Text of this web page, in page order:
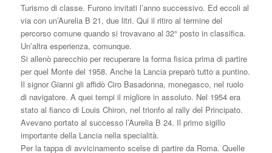
Turismo di classe. Furono invitati l’anno successivo. Ed eccoli al
via con un’Aurelia B 21, due litri. Qui il ritiro al termine del
percorso comune quando si trovavano al 32° posto in classifica.
Un’altra esperienza, comunque.
Si allenò parecchio per recuperare la forma fisica prima di partire
per quel Monte del 1958. Anche la Lancia preparò tutto a puntino.
Il signor Gianni gli affidò Ciro Basadonna, monegasco, nel ruolo
di navigatore. A quei tempi il migliore in assoluto. Nel 1954 era
stato al fianco di Louis Chiron, nel trionfo al rally del Principato.
Avevano portato al successo l’Aurelia B 24. Il primo sigillo
importante della Lancia nella specialità.
Per la tappa di avvicinamento scelse di partire da Roma. Quelle